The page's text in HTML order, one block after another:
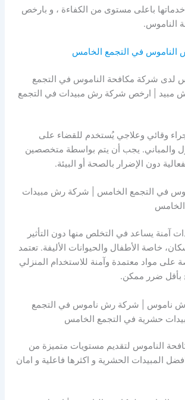
باعلى مستوى من الكفاءة ، و بارخص
الناموس.
الناموس في التجمع الخامس
لدى شركة مكافحة الناموس في التجمع
مبيد | ارخص شركة رش مبيدات في التجمع
وقائي وعلاجي يُستخدم للقضاء على
والمباني. يجب أن يتم بواسطة متخصصين
دون الإضرار بالصحة أو البيئة.
في التجمع الخامس | شركة رش مبيدات
آمنة يساعد في التخلص منها دون التأثير
خاصة الأطفال والحيوانات الأليفة. تعتمد
مواد معتمدة وآمنة للاستخدام المنزلي
بأقل ضرر ممكن.
ناموس | شركة رش ناموس في التجمع
حشرية في التجمع الخامس
الناموس لتقديم مستويات متميزة من
المبيدات الحشرية و اكثرها فاعلية و امان